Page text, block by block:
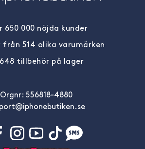
650 000 nöjda kunder
från 514 olika varumärken
tillbehör på lager
Orgnr: 556818-4880